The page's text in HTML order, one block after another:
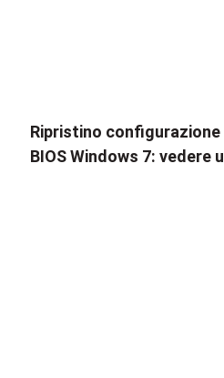
Ripristino configurazione
BIOS Windows 7: vedere